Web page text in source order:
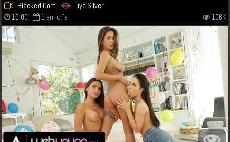
Blacked.Com Liya Silver
15:00 1 anno fa 106K